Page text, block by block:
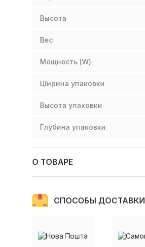
Высота
Вес
Мощность (W)
Ширина упаковки
Высота упаковки
Глубина упаковки
О ТОВАРЕ
СПОСОБЫ ДОСТАВКИ